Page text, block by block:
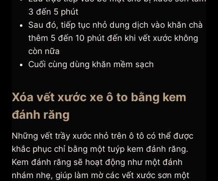
3 đến 5 phút
Sau đó, tiếp tục nhỏ dung dịch vào khăn chà
thêm 5 đến 10 phút đến khi vết xước không
còn nữa
Cuối cùng dùng khăn mềm sạch
Xóa vết xước xe ô to bằng kem
đánh răng
Những vết trầy xước nhỏ trên ô tô có thể được
khắc phục chỉ bằng một tuýp kem đánh răng.
Kem đánh răng sẽ hoạt động như một đánh
nhám nhẹ, giúp làm mờ các vết xước sơn một